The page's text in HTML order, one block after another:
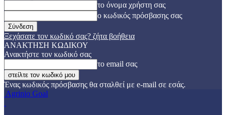
το όνομα χρήστη σας
ο κωδικός πρόσβασης σας
Ξεχάσατε τον κωδικό σας? ζήτα βοήθεια
ΑΝΑΚΤΗΣΗ ΚΩΔΙΚΟΥ
Ανακτήστε τον κωδικό σας
το email σας
Ένας κωδικός πρόσβασης θα σταλθεί με e-mail σε εσάς.
Agrinio Goal